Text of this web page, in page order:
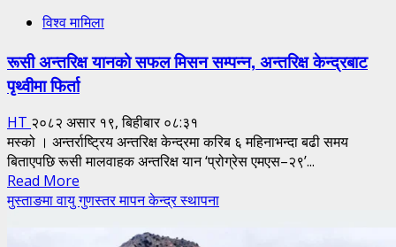
विश्व मामिला
रूसी अन्तरिक्ष यानको सफल मिसन सम्पन्न, अन्तरिक्ष केन्द्रबाट
पृथ्वीमा फिर्ता
HT २०८२ असार १९, बिहीबार ०८:३१
मस्को । अन्तर्राष्ट्रिय अन्तरिक्ष केन्द्रमा करिब ६ महिनाभन्दा बढी समय
बिताएपछि रूसी मालवाहक अन्तरिक्ष यान ‘प्रोग्रेस एमएस–२९’...
Read More
more
मुस्ताङमा वायु गुणस्तर मापन केन्द्र स्थापना